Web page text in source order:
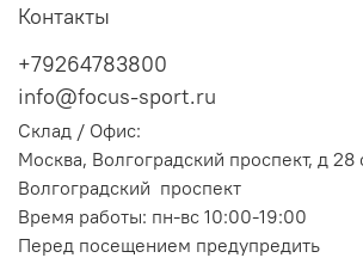
Контакты
+79264783800
info@focus-sport.ru
Склад / Офис:
Москва, Волгоградский проспект, д 28
Волгоградский проспект
Время работы: пн-вс 10:00-19:00
Перед посещением предупредить